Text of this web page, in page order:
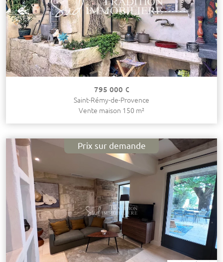
795 000 €
Saint-Rémy-de-Provence
Vente maison 150 m²
Prix sur demande